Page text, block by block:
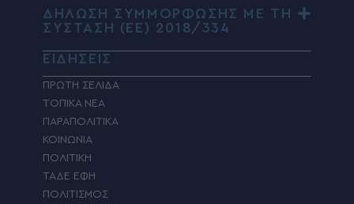
ΔΗΛΩΣΗ ΣΥΜΜΟΡΦΩΣΗΣ ΜΕ ΤΗ
ΣΥΣΤΑΣΗ (ΕΕ) 2018/334
ΕΙΔΗΣΕΙΣ
ΠΡΩΤΗ ΣΕΛΙΔΑ
ΤΟΠΙΚΑ ΝΕΑ
ΠΑΡΑΠΟΛΙΤΙΚΑ
ΚΟΙΝΩΝΙΑ
ΠΟΛΙΤΙΚΗ
ΤΑΔΕ ΕΦΗ
ΠΟΛΙΤΙΣΜΟΣ